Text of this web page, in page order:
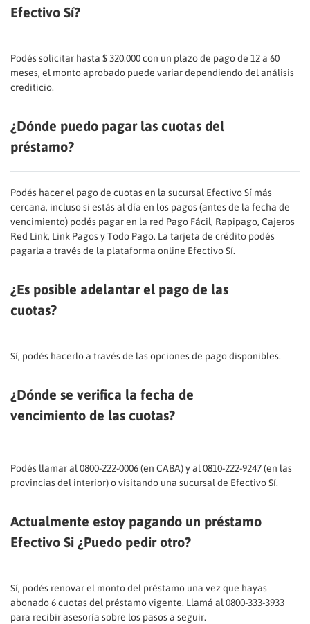
Efectivo Sí?
Podés solicitar hasta $ 320.000 con un plazo de pago de 12 a 60
meses, el monto aprobado puede variar dependiendo del análisis
crediticio.
¿Dónde puedo pagar las cuotas del
préstamo?
Podés hacer el pago de cuotas en la sucursal Efectivo Sí más
cercana, incluso si estás al día en los pagos (antes de la fecha de
vencimiento) podés pagar en la red Pago Fácil, Rapipago, Cajeros
Red Link, Link Pagos y Todo Pago. La tarjeta de crédito podés
pagarla a través de la plataforma online Efectivo Sí.
¿Es posible adelantar el pago de las
cuotas?
Sí, podés hacerlo a través de las opciones de pago disponibles.
¿Dónde se verifica la fecha de
vencimiento de las cuotas?
Podés llamar al 0800-222-0006 (en CABA) y al 0810-222-9247 (en las
provincias del interior) o visitando una sucursal de Efectivo Sí.
Actualmente estoy pagando un préstamo
Efectivo Si ¿Puedo pedir otro?
Sí, podés renovar el monto del préstamo una vez que hayas
abonado 6 cuotas del préstamo vigente. Llamá al 0800-333-3933
para recibir asesoría sobre los pasos a seguir.